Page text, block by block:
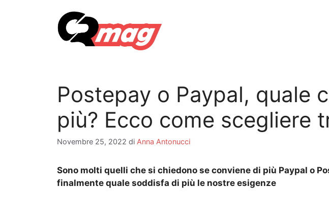
Postepay o Paypal, quale
più? Ecco come scegliere
Novembre 25, 2022 di Anna Antonucci
Sono molti quelli che si chiedono se conviene di più Paypal o
finalmente quale soddisfa di più le nostre esigenze